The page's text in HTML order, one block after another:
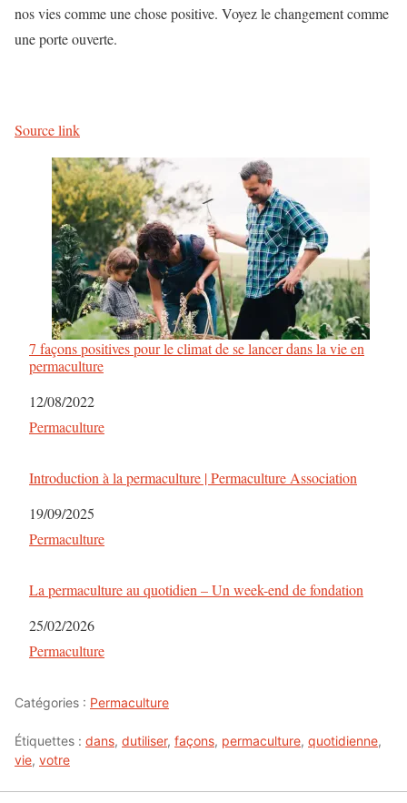
nos vies comme une chose positive. Voyez le changement comme
une porte ouverte.
Source link
7 façons positives pour le climat de se lancer dans la vie en
permaculture
Date
12/08/2022
Par rapport à
Permaculture
Introduction à la permaculture | Permaculture Association
Date
19/09/2025
Par rapport à
Permaculture
La permaculture au quotidien – Un week-end de fondation
Date
25/02/2026
Par rapport à
Permaculture
Catégories : Permaculture
Étiquettes : dans, dutiliser, façons, permaculture, quotidienne,
vie, votre